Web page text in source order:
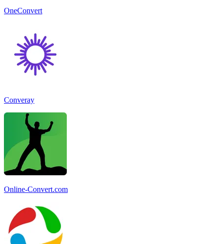
OneConvert
Converay
Online-Convert.com